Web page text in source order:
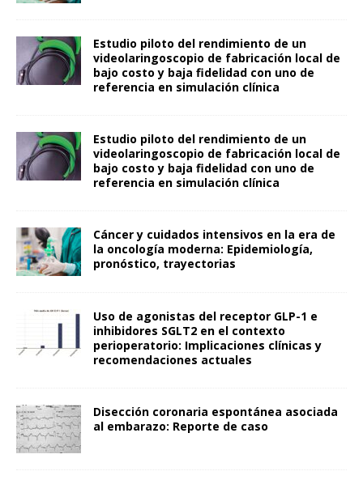
Estudio piloto del rendimiento de un
videolaringoscopio de fabricación local de
bajo costo y baja fidelidad con uno de
referencia en simulación clínica
Estudio piloto del rendimiento de un
videolaringoscopio de fabricación local de
bajo costo y baja fidelidad con uno de
referencia en simulación clínica
Cáncer y cuidados intensivos en la era de
la oncología moderna: Epidemiología,
pronóstico, trayectorias
Uso de agonistas del receptor GLP-1 e
inhibidores SGLT2 en el contexto
perioperatorio: Implicaciones clínicas y
recomendaciones actuales
Disección coronaria espontánea asociada
al embarazo: Reporte de caso